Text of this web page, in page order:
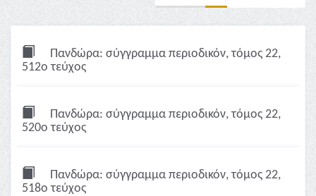
Πανδώρα: σύγγραμμα περιοδικόν, τόμος 22,
512ο τεύχος
Πανδώρα: σύγγραμμα περιοδικόν, τόμος 22,
520ο τεύχος
Πανδώρα: σύγγραμμα περιοδικόν, τόμος 22,
518ο τεύχος